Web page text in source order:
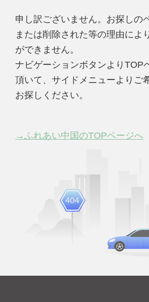
申し訳ございません。お探しの
または削除された等の理由によ
ができません。
ナビゲーションボタンよりTOP
頂いて、サイドメニューよりご
お探しください。
→ふれあい中国のTOPページへ